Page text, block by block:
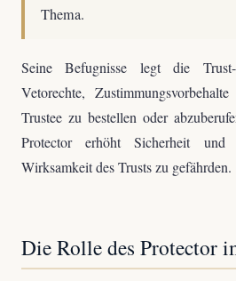
Thema.
Seine Befugnisse legt die
Vetorechte,
Trustee zu bestellen oder
Protector erhöht Sicherheit
Wirksamkeit des Trusts zu gefährden.
Die Rolle des Protector